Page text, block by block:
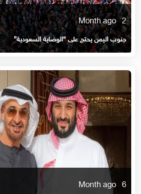
2 Month ago
جنوب اليمن يحتج على “الوصاية السعودية”
6 Month ago